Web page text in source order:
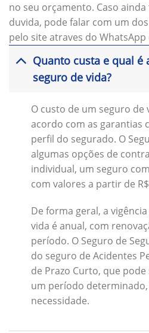
no seu orçamento. Caso
duvida, pode falar com um
pelo site atraves do
Quanto custa e qual é
seguro de vida?
O custo de um seguro de
acordo com as garantias
perfil do segurado. O
algumas opções de
individual, um seguro
com valores a partir de
De forma geral, a
vida é anual, com
período. O Seguro de
do seguro de Acidentes
de Prazo Curto, que
um período
necessidade.